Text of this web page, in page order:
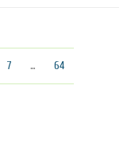
7 … 64